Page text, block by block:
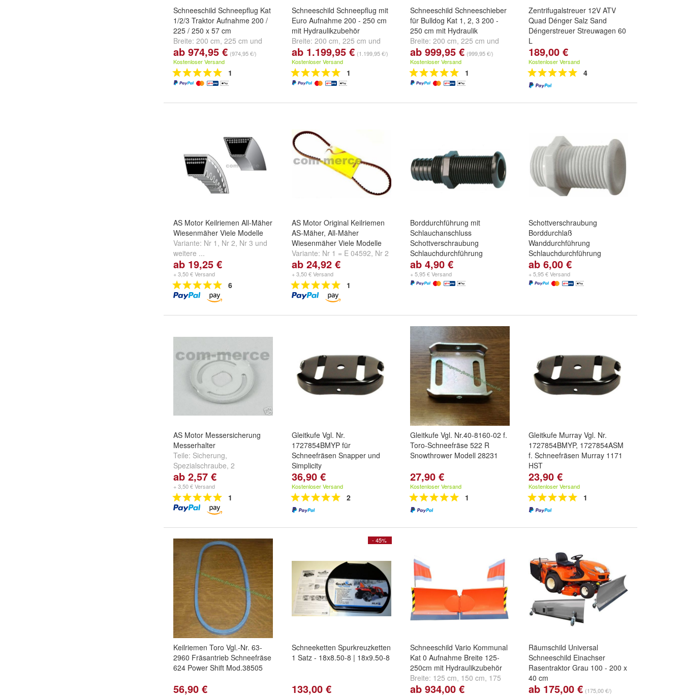
Schneeschild Schneepflug Kat
1/2/3 Traktor Aufnahme 200 /
225 / 250 x 57 cm
Breite: 200 cm, 225 cm und
250 cm
ab 974,95 € (974,95 €/)
Kostenloser Versand
1
Schneeschild Schneepflug mit
Euro Aufnahme 200 - 250 cm
mit Hydraulikzubehör
Breite: 200 cm, 225 cm und
250 cm
ab 1.199,95 € (1.199,95 €/)
Kostenloser Versand
1
Schneeschild Schneeschieber
für Bulldog Kat 1, 2, 3 200 -
250 cm mit Hydraulik
Breite: 200 cm, 225 cm und
250 cm
ab 999,95 € (999,95 €/)
Kostenloser Versand
1
Zentrifugalstreuer 12V ATV
Quad Dénger Salz Sand
Déngerstreuer Streuwagen 60
L
189,00 €
Kostenloser Versand
4
AS Motor Keilriemen All-Mäher
Wiesenmäher Viele Modelle
Variante: Nr 1 , Nr 2, Nr 3 und
weitere ...
ab 19,25 €
+ 3,50 € Versand
6
AS Motor Original Keilriemen
AS-Mäher, All-Mäher
Wiesenmäher Viele Modelle
Variante: Nr 1 = E 04592, Nr 2
= E 03431,Nr 3 = E 03984
undweitere ...
ab 24,92 €
+ 3,50 € Versand
1
Borddurchführung mit
Schlauchanschluss
Schottverschraubung
Schlauchdurchführung
Borddurchführung:
schwarz,Ø 22,7 mm, schwarz
Ø 22,7 mm, weiß
ab 4,90 €
+ 5,95 € Versand
Schottverschraubung
Borddurchlaß
Wanddurchführung
Schlauchdurchführung
Schottverschraubung:
62 mm, weiss
schwarz,Länge 62 mm, grau
ab 6,00 €
+ 5,95 € Versand
AS Motor Messersicherung
Messerhalter
Teile: Sicherung,
Spezialschraube, 2
Reibscheiben
ab 2,57 €
+ 3,50 € Versand
1
Gleitkufe Vgl. Nr.
1727854BMYP für
Schneefräsen Snapper und
Simplicity
36,90 €
Kostenloser Versand
2
Gleitkufe Vgl. Nr.40-8160-02 f.
Toro-Schneefräse 522 R
Snowthrower Modell 28231
27,90 €
Kostenloser Versand
1
Gleitkufe Murray Vgl. Nr.
1727854BMYP, 1727854ASM
f. Schneefräsen Murray 1171
HST
23,90 €
Kostenloser Versand
1
Keilriemen Toro Vgl.-Nr. 63-
2960 Fräsantrieb Schneefräse
624 Power Shift Mod.38505
56,90 €
- 45%
Schneeketten Spurkreuzketten
1 Satz - 18x8.50-8 | 18x9.50-8
133,00 €
Schneeschild Vario Kommunal
Kat 0 Aufnahme Breite 125-
250cm mit Hydraulikzubehör
Breite: 125 cm, 150 cm, 175
cmundweitere ...
ab 934,00 €
Räumschild Universal
Schneeschild Einachser
Rasentraktor Grau 100 - 200 x
40 cm
Breite:100 cm ,125 cm,150
ab 175,00 € (175,00 €/)